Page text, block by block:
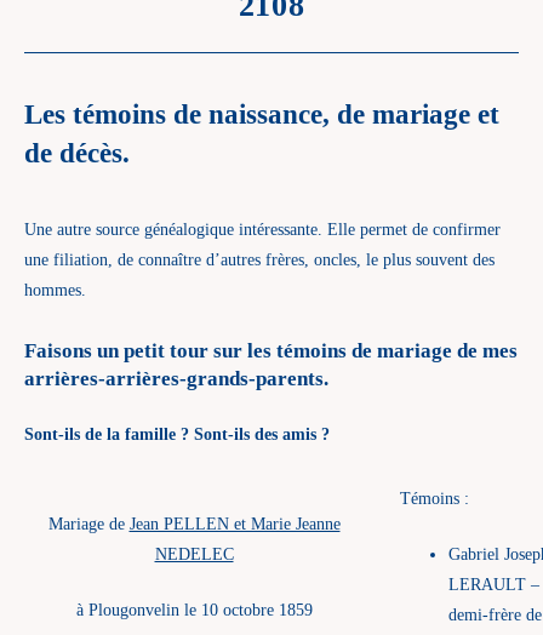
Les témoins de naissance, de mariage et
de décès.
Une autre source généalogique intéressante. Elle permet de confirmer
une filiation, de connaître d’autres frères, oncles, le plus souvent des
hommes.
Faisons un petit tour sur les témoins de mariage de mes
arrières-arrières-grands-parents.
Sont-ils de la famille ? Sont-ils des amis ?
Mariage de Jean PELLEN et Marie Jeanne
NEDELEC
à Plougonvelin le 10 octobre 1859
Témoins :
Gabriel
LERAULT –
demi-frère de